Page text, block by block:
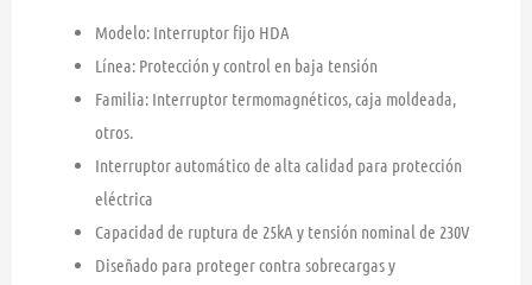
Modelo: Interruptor fijo HDA
Línea: Protección y control en baja tensión
Familia: Interruptor termomagnéticos, caja moldeada,
otros.
Interruptor automático de alta calidad para protección
eléctrica
Capacidad de ruptura de 25kA y tensión nominal de 230V
Diseñado para proteger contra sobrecargas y